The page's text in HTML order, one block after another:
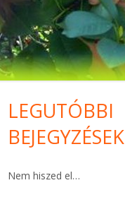
Main
Sidebar
LEGUTÓBBI
BEJEGYZÉSEK
Nem hiszed el…